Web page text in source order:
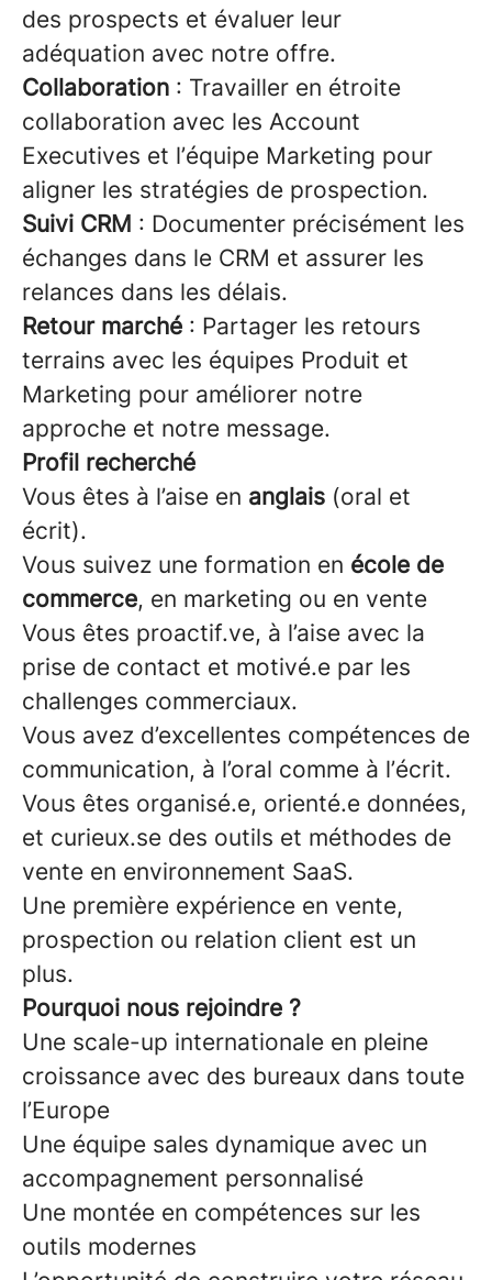
des prospects et évaluer leur
adéquation avec notre offre.
Collaboration : Travailler en étroite
collaboration avec les Account
Executives et l’équipe Marketing pour
aligner les stratégies de prospection.
Suivi CRM : Documenter précisément les
échanges dans le CRM et assurer les
relances dans les délais.
Retour marché : Partager les retours
terrains avec les équipes Produit et
Marketing pour améliorer notre
approche et notre message.
Profil recherché
Vous êtes à l’aise en anglais (oral et
écrit).
Vous suivez une formation en école de
commerce, en marketing ou en vente
Vous êtes proactif.ve, à l’aise avec la
prise de contact et motivé.e par les
challenges commerciaux.
Vous avez d’excellentes compétences de
communication, à l’oral comme à l’écrit.
Vous êtes organisé.e, orienté.e données,
et curieux.se des outils et méthodes de
vente en environnement SaaS.
Une première expérience en vente,
prospection ou relation client est un
plus.
Pourquoi nous rejoindre ?
Une scale-up internationale en pleine
croissance avec des bureaux dans toute
l’Europe
Une équipe sales dynamique avec un
accompagnement personnalisé
Une montée en compétences sur les
outils modernes